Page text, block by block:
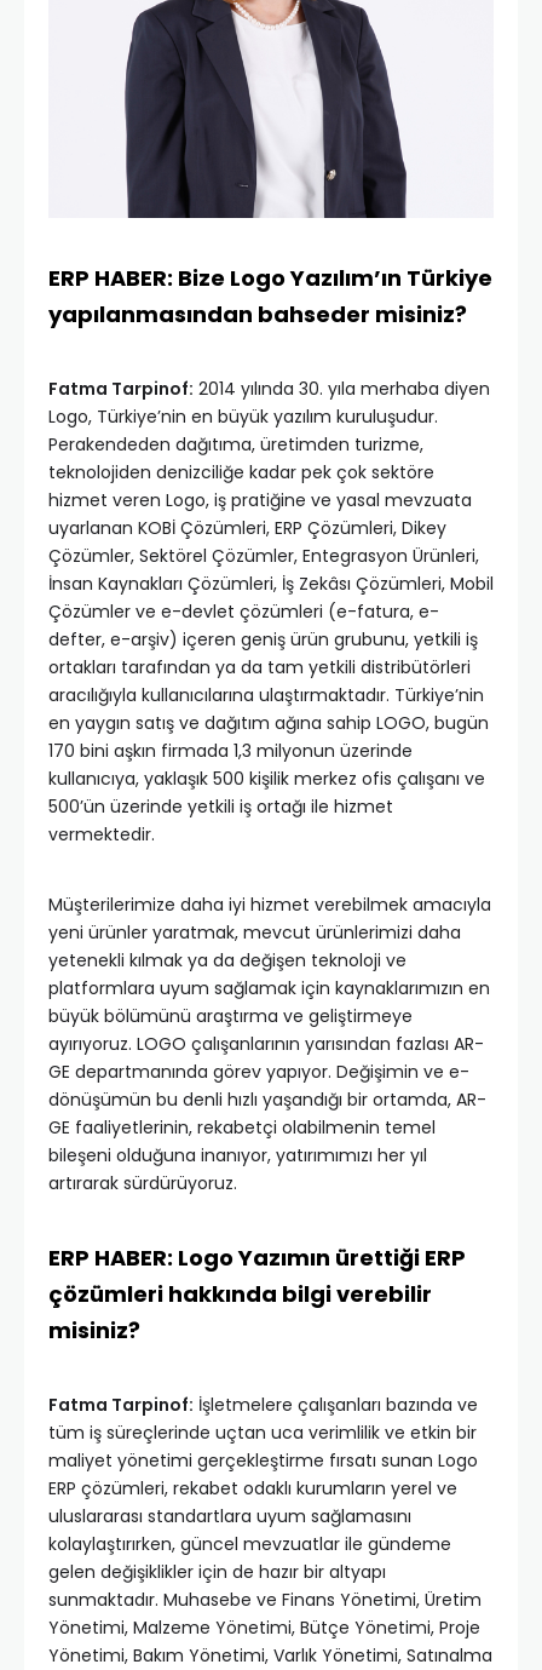
ERP HABER: Bize Logo Yazılım’ın Türkiye
yapılanmasından bahseder misiniz?
Fatma Tarpinof: 2014 yılında 30. yıla merhaba diyen
Logo, Türkiye’nin en büyük yazılım kuruluşudur.
Perakendeden dağıtıma, üretimden turizme,
teknolojiden denizciliğe kadar pek çok sektöre
hizmet veren Logo, iş pratiğine ve yasal mevzuata
uyarlanan KOBİ Çözümleri, ERP Çözümleri, Dikey
Çözümler, Sektörel Çözümler, Entegrasyon Ürünleri,
İnsan Kaynakları Çözümleri, İş Zekâsı Çözümleri, Mobil
Çözümler ve e-devlet çözümleri (e-fatura, e-
defter, e-arşiv) içeren geniş ürün grubunu, yetkili iş
ortakları tarafından ya da tam yetkili distribütörleri
aracılığıyla kullanıcılarına ulaştırmaktadır. Türkiye’nin
en yaygın satış ve dağıtım ağına sahip LOGO, bugün
170 bini aşkın firmada 1,3 milyonun üzerinde
kullanıcıya, yaklaşık 500 kişilik merkez ofis çalışanı ve
500’ün üzerinde yetkili iş ortağı ile hizmet
vermektedir.
Müşterilerimize daha iyi hizmet verebilmek amacıyla
yeni ürünler yaratmak, mevcut ürünlerimizi daha
yetenekli kılmak ya da değişen teknoloji ve
platformlara uyum sağlamak için kaynaklarımızın en
büyük bölümünü araştırma ve geliştirmeye
ayırıyoruz. LOGO çalışanlarının yarısından fazlası AR-
GE departmanında görev yapıyor. Değişimin ve e-
dönüşümün bu denli hızlı yaşandığı bir ortamda, AR-
GE faaliyetlerinin, rekabetçi olabilmenin temel
bileşeni olduğuna inanıyor, yatırımımızı her yıl
artırarak sürdürüyoruz.
ERP HABER: Logo Yazımın ürettiği ERP
çözümleri hakkında bilgi verebilir
misiniz?
Fatma Tarpinof: İşletmelere çalışanları bazında ve
tüm iş süreçlerinde uçtan uca verimlilik ve etkin bir
maliyet yönetimi gerçekleştirme fırsatı sunan Logo
ERP çözümleri, rekabet odaklı kurumların yerel ve
uluslararası standartlara uyum sağlamasını
kolaylaştırırken, güncel mevzuatlar ile gündeme
gelen değişiklikler için de hazır bir altyapı
sunmaktadır. Muhasebe ve Finans Yönetimi, Üretim
Yönetimi, Malzeme Yönetimi, Bütçe Yönetimi, Proje
Yönetimi, Bakım Yönetimi, Varlık Yönetimi, Satınalma